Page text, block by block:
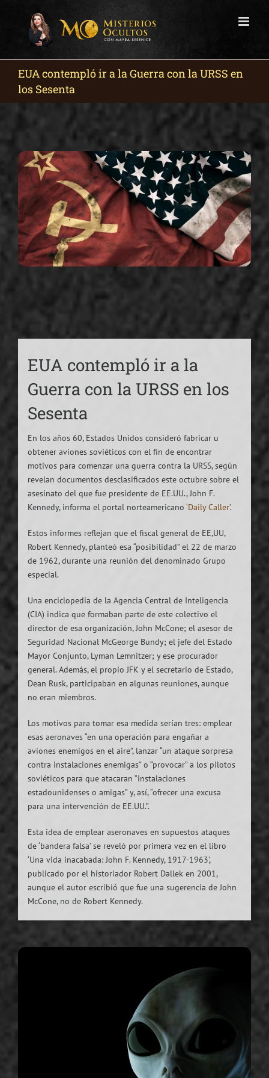
EUA contempló ir a la Guerra con la URSS en
los Sesenta
EUA contempló ir a la
Guerra con la URSS en los
Sesenta
En los años 60, Estados Unidos consideró fabricar u
obtener aviones soviéticos con el fin de encontrar
motivos para comenzar una guerra contra la URSS, según
revelan documentos desclasificados este octubre sobre el
asesinato del que fue presidente de EE.UU., John F.
Kennedy, informa el portal norteamericano ‘Daily Caller’.
Estos informes reflejan que el fiscal general de EE,UU,
Robert Kennedy, planteó esa “posibilidad” el 22 de marzo
de 1962, durante una reunión del denominado Grupo
especial.
Una enciclopedia de la Agencia Central de Inteligencia
(CIA) indica que formaban parte de este colectivo el
director de esa organización, John McCone; el asesor de
Seguridad Nacional McGeorge Bundy; el jefe del Estado
Mayor Conjunto, Lyman Lemnitzer; y ese procurador
general. Además, el propio JFK y el secretario de Estado,
Dean Rusk, participaban en algunas reuniones, aunque
no eran miembros.
Los motivos para tomar esa medida serían tres: emplear
esas aeronaves “en una operación para engañar a
aviones enemigos en el aire”, lanzar “un ataque sorpresa
contra instalaciones enemigas” o “provocar” a los pilotos
soviéticos para que atacaran “instalaciones
estadounidenses o amigas” y, así, “ofrecer una excusa
para una intervención de EE.UU.”.
Esta idea de emplear aseronaves en supuestos ataques
de ‘bandera falsa’ se reveló por primera vez en el libro
‘Una vida inacabada: John F. Kennedy, 1917-1963’,
publicado por el historiador Robert Dallek en 2001,
aunque el autor escribió que fue una sugerencia de John
McCone, no de Robert Kennedy.